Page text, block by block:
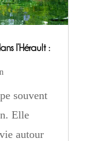
l’Hérault :
souvent
Elle
autour